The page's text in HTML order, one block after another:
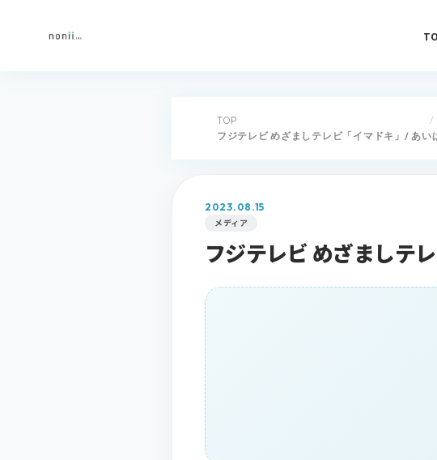
TOP /
フジテレビ めざましテレビ「イマドキ」/ あい
2023.08.15
メディア
フジテレビ めざましテ